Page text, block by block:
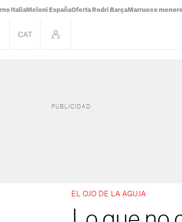
Italia Meloni EspañaOferta Rodri Barça Marrueco
EL OJO DE LA AGUJA